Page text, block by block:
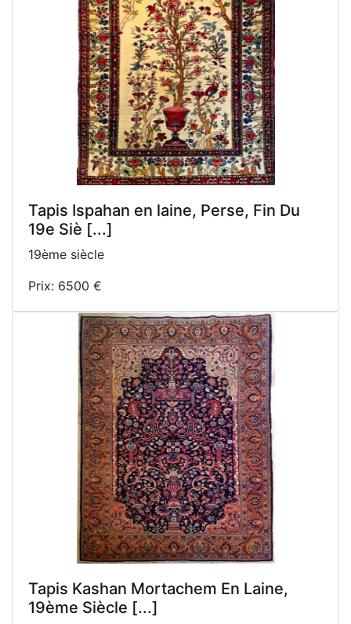
Tapis Ispahan en laine, Perse, Fin Du
19e Siè [...]
19ème siècle
Prix: 6500 €
Tapis Kashan Mortachem En Laine,
19ème Siècle [...]